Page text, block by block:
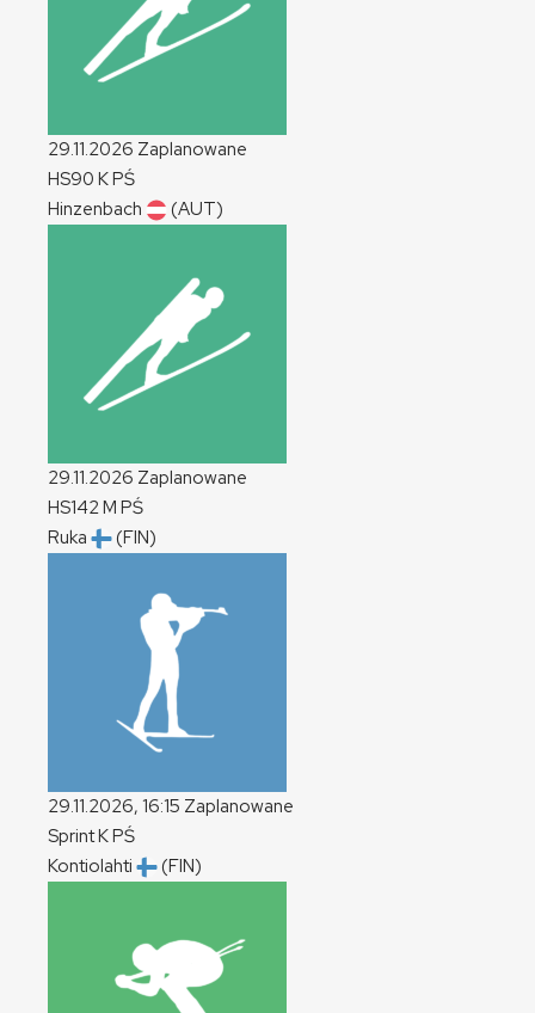
29.11.2026 Zaplanowane
HS90 KPŚ
Hinzenbach
(AUT)
29.11.2026 Zaplanowane
HS142M PŚ
Ruka
(FIN)
29.11.2026, 16:15 Zaplanowane
SprintKPŚ
Kontiolahti
(FIN)